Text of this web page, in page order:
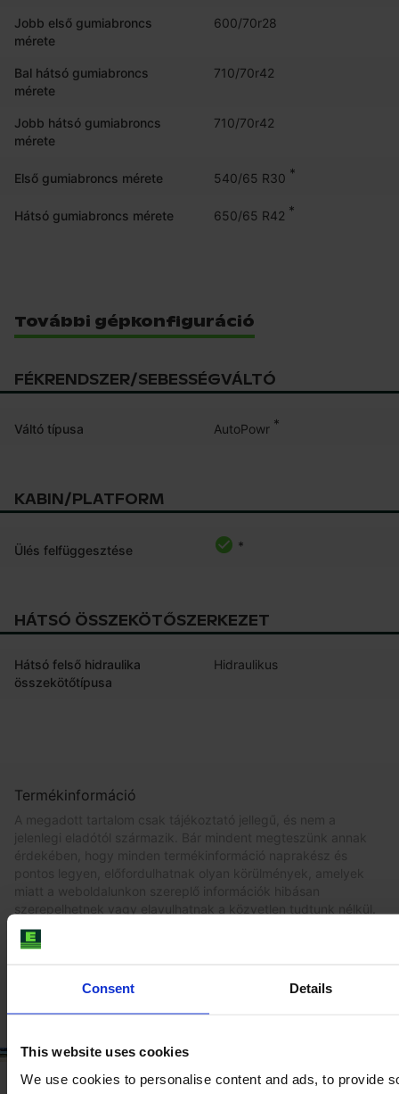
Consent Details
This website uses cookies
We use cookies to personalise content and ads, to provide
Jobb első gumiabroncs
mérete
600/70r28
Bal hátsó gumiabroncs
mérete
710/70r42
Jobb hátsó gumiabroncs
mérete
710/70r42
Első gumiabroncs mérete 540/65 R30 *
Hátsó gumiabroncs mérete 650/65 R42 *
További gépkonfiguráció
FÉKRENDSZER/SEBESSÉGVÁLTÓ
Váltó típusa AutoPowr *
KABIN/PLATFORM
Ülés felfüggesztése *
HÁTSÓ ÖSSZEKÖTŐSZERKEZET
Hátsó felső hidraulika
összekötőtípusa
Hidraulikus
Termékinformáció
A megadott tartalom csak tájékoztató jellegű, és nem a
jelenlegi eladótól származik. Bár mindent megteszünk annak
érdekében, hogy minden termékinformáció naprakész és
pontos legyen, előfordulhatnak olyan körülmények, amelyek
miatt a weboldalunkon szereplő információk hibásan
szerepelhetnek vagy elavulhatnak a közvetlen tudtunk nélkül.
A legfrissebb és legaktuálisabb információk megszerzéséhez